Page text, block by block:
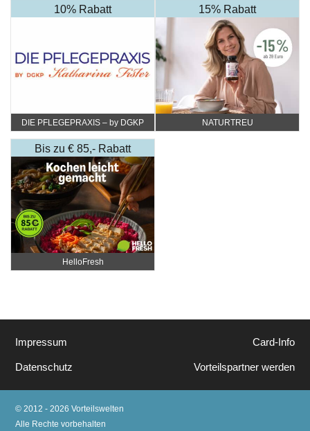
10% Rabatt
DIE PFLEGEPRAXIS – by DGKP
Katharina Fister
15% Rabatt
NATURTREU
Bis zu € 85,- Rabatt
HelloFresh
Impressum
Datenschutz
Card-Info
Vorteilspartner werden
© 2012 - 2026 Vorteilswelten
Alle Rechte vorbehalten